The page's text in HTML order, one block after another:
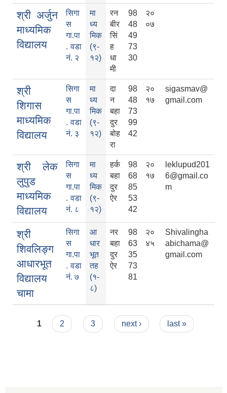
श्री अर्जुन
माध्यमिक
विद्यालय
सिगा
स
गा.पा
. वडा
नं. २
मा
ध्य
मिक
(९-
१२)
रन
बीर
सिं
ह
धा
मी
98
48
49
73
30
२०
०७
श्री
शिगास
माध्यमिक
विद्यालय
सिगा
स
गा.पा
. वडा
नं. ३
मा
ध्य
मिक
(९-
१२)
दा
न
बहा
दुर
बोह
रा
98
48
73
99
42
२०
१७
sigasmav@
gmail.com
श्री लेक
लुपुड
माध्यमिक
विद्यालय
सिगा
स
गा.पा
. वडा
नं. ८
मा
ध्य
मिक
(९-
१२)
हर्क
बहा
दुर
ऐर
98
68
85
53
42
२०
१७
leklupud201
6@gmail.co
m
श्री
शिवलिङ्ग
आधारभूत
विद्यालय
चामा
सिगा
स
गा.पा
. वडा
नं. ७
आ
धार
भूत
तह
(१-
८)
नर
बहा
दुर
ऐर
98
63
35
73
81
२०
४५
Shivalingha
abichama@
gmail.com
Pages
1 2 3 next › last »